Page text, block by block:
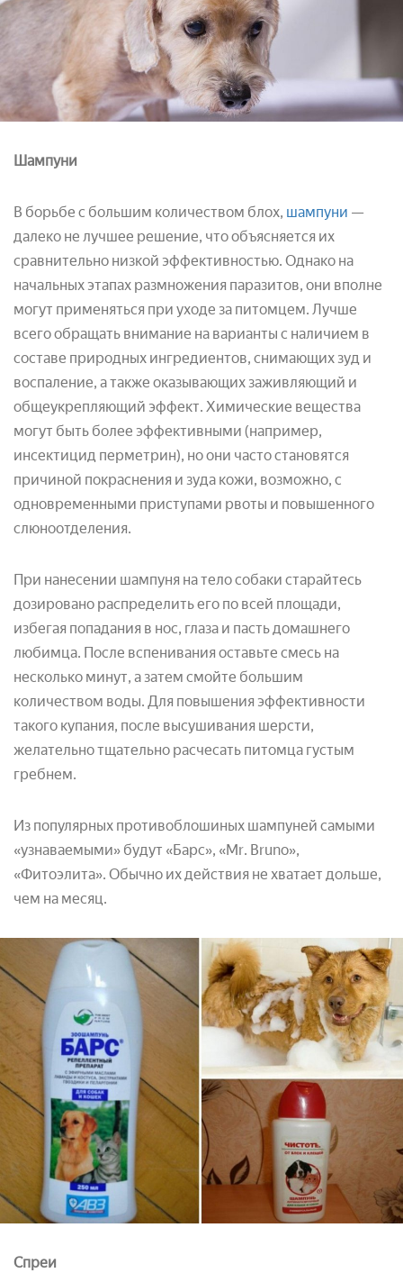
Шампуни
В борьбе с большим количеством блох, шампуни —
далеко не лучшее решение, что объясняется их
сравнительно низкой эффективностью. Однако на
начальных этапах размножения паразитов, они вполне
могут применяться при уходе за питомцем. Лучше
всего обращать внимание на варианты с наличием в
составе природных ингредиентов, снимающих зуд и
воспаление, а также оказывающих заживляющий и
общеукрепляющий эффект. Химические вещества
могут быть более эффективными (например,
инсектицид перметрин), но они часто становятся
причиной покраснения и зуда кожи, возможно, с
одновременными приступами рвоты и повышенного
слюноотделения.
При нанесении шампуня на тело собаки старайтесь
дозировано распределить его по всей площади,
избегая попадания в нос, глаза и пасть домашнего
любимца. После вспенивания оставьте смесь на
несколько минут, а затем смойте большим
количеством воды. Для повышения эффективности
такого купания, после высушивания шерсти,
желательно тщательно расчесать питомца густым
гребнем.
Из популярных противоблошиных шампуней самыми
«узнаваемыми» будут «Барс», «Mr. Bruno»,
«Фитоэлита». Обычно их действия не хватает дольше,
чем на месяц.
Спреи